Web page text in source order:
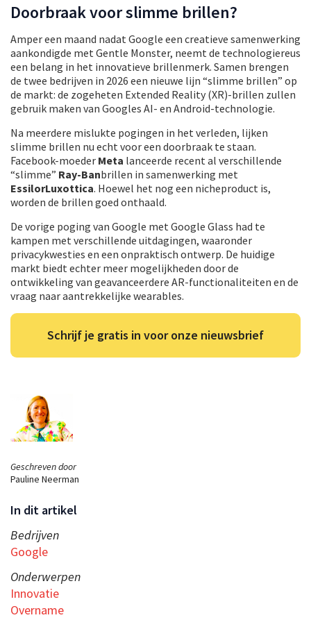
Geschreven door
Pauline Neerman
In dit artikel
Bedrijven
Google
Onderwerpen
Innovatie
Overname
Doorbraak voor slimme brillen?
Amper een maand nadat Google een creatieve samenwerking
aankondigde met Gentle Monster, neemt de technologiereus
een belang in het innovatieve brillenmerk. Samen brengen
de twee bedrijven in 2026 een nieuwe lijn “slimme brillen” op
de markt: de zogeheten Extended Reality (XR)-brillen zullen
gebruik maken van Googles AI- en Android-technologie.
Na meerdere mislukte pogingen in het verleden, lijken
slimme brillen nu echt voor een doorbraak te staan.
Facebook-moeder Meta lanceerde recent al verschillende
“slimme” Ray-Banbrillen in samenwerking met
EssilorLuxottica. Hoewel het nog een nicheproduct is,
worden de brillen goed onthaald.
De vorige poging van Google met Google Glass had te
kampen met verschillende uitdagingen, waaronder
privacykwesties en een onpraktisch ontwerp. De huidige
markt biedt echter meer mogelijkheden door de
ontwikkeling van geavanceerdere AR-functionaliteiten en de
vraag naar aantrekkelijke wearables.
Schrijf je gratis in voor onze nieuwsbrief